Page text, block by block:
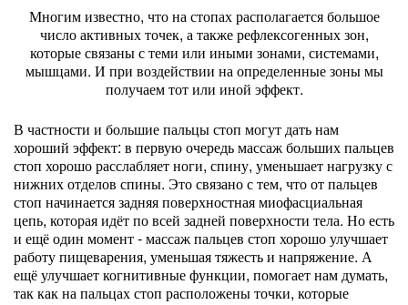
Многим известно, что на стопах располагается большое
число активных точек, а также рефлексогенных зон,
которые связаны с теми или иными зонами, системами,
мышцами. И при воздействии на определенные зоны мы
получаем тот или иной эффект.
В частности и большие пальцы стоп могут дать нам
хороший эффект: в первую очередь массаж больших пальцев
стоп хорошо расслабляет ноги, спину, уменьшает нагрузку с
нижних отделов спины. Это связано с тем, что от пальцев
стоп начинается задняя поверхностная миофасциальная
цепь, которая идёт по всей задней поверхности тела. Но есть
и ещё один момент - массаж пальцев стоп хорошо улучшает
работу пищеварения, уменьшая тяжесть и напряжение. А
ещё улучшает когнитивные функции, помогает нам думать,
так как на пальцах стоп расположены точки, которые